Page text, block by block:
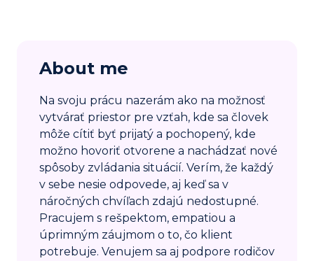
About me
Na svoju prácu nazerám ako na možnosť
vytvárať priestor pre vzťah, kde sa človek
môže cítiť byť prijatý a pochopený, kde
možno hovoriť otvorene a nachádzať nové
spôsoby zvládania situácií. Verím, že každý
v sebe nesie odpovede, aj keď sa v
náročných chvíľach zdajú nedostupné.
Pracujem s rešpektom, empatiou a
úprimným záujmom o to, čo klient
potrebuje. Venujem sa aj podpore rodičov